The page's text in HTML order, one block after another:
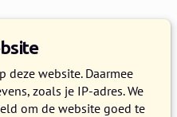
deze website. Daarmee
zoals je IP-adres. We
om de website goed te